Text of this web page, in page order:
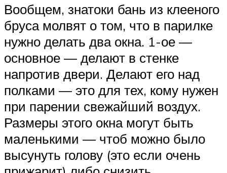
Вообщем, знатоки бань из клееного
бруса молвят о том, что в парилке
нужно делать два окна. 1-ое —
основное — делают в стенке
напротив двери. Делают его над
полками — это для тех, кому нужен
при парении свежайший воздух.
Размеры этого окна могут быть
маленькими — чтоб можно было
высунуть голову (это если очень